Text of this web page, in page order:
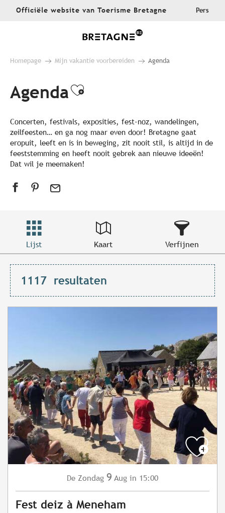
AllerOfficiële website van Toerisme Bretagne Pers
Homepage Mijn vakantie voorbereiden Agenda
AgendaAjouter aux favoris
Concerten, festivals, exposities, fest-noz, wandelingen,
zeilfeesten… en ga nog maar even door! Bretagne gaat
eropuit, leeft en is in beweging, zit nooit stil, is altijd in de
feeststemming en heeft nooit gebrek aan nieuwe ideeën!
Dat wil je meemaken!
Lijst Kaart Verfijnen
1117 resultaten
De Zondag 9 Aug in 15:00
Fest deiz à Meneham